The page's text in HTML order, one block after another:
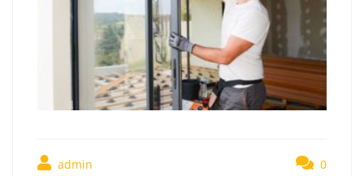
admin 0